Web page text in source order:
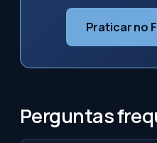
Praticar no
Perguntas